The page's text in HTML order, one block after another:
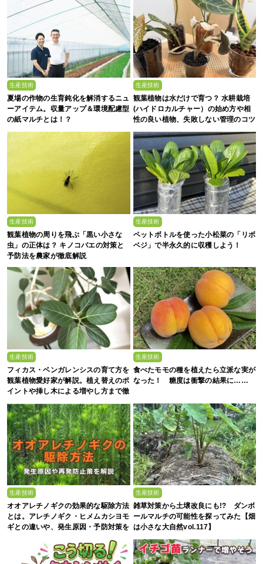
生産技術
夏場の作物の生育鈍化を解消するニュ
ーアイテム。収量アップ＆環境配慮型
の紙マルチとは！？
生産技術
観葉植物は水だけで育つ？ 水耕栽培
(ハイドロカルチャー）の始め方や相
性の良い植物、失敗しない管理のコツ
まで徹底解説
生産技術
観葉植物の周りを飛ぶ「黒い小さな
虫」の正体は？ キノコバエの対策と
予防法を農家が徹底解説
生産技術
ペットボトルを使った小松菜の「リボ
ベジ」で半永久的に収穫しよう！
生産技術
フィカス・ベンガレンシスの育て方を
観葉植物愛好家が解説。植え替えのポ
イントや挿し木による増やし方まで徹
生産技術
食べたモモの種を植えたら立派な実が
なった！ 糖度は衝撃の結果に……
生産技術
オオアレチノギクの効果的な駆除方法
とは。アレチノギク・ヒメムカシヨモ
ギとの違いや、発生原因・予防対策を
生産技術
雑草対策から土壌改良にも!? ダンボ
ールマルチの可能性を探ってみた【畑
は小さな大自然vol.117】